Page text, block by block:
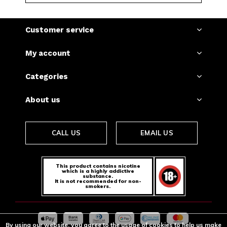
Customer service
My account
Categories
About us
CALL US EMAIL US
This product contains nicotine
which is a highly addictive
substance.
It is not recommended for non-
smokers.
By using our website, you agree to the usage of cookies to help us make